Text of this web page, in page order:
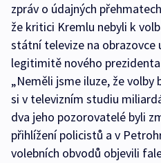
zpráv o údajných
že kritici Kremlu nebyli k
státní televize na obrazovce
legitimitě nového
„Neměli jsme iluze, že volby
si v televizním studiu
dva jeho pozorovatelé byli
přihlížení policistů a v
volebních obvodů objevili